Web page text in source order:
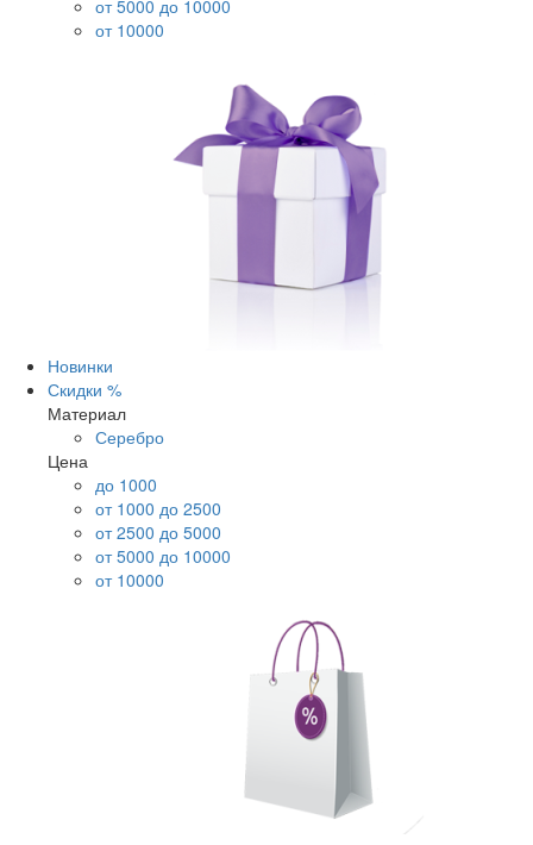
от 5000 до 10000
от 10000
Новинки
Скидки %
Материал
Серебро
Цена
до 1000
от 1000 до 2500
от 2500 до 5000
от 5000 до 10000
от 10000